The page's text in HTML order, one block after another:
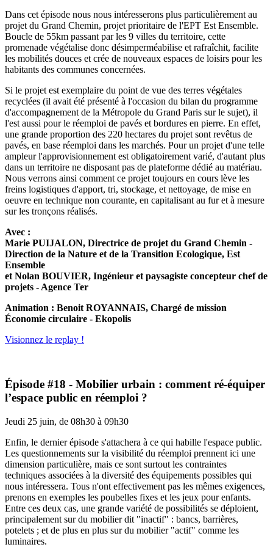
Dans cet épisode nous nous intéresserons plus particulièrement au
projet du Grand Chemin, projet prioritaire de l'EPT Est Ensemble.
Boucle de 55km passant par les 9 villes du territoire, cette
promenade végétalise donc désimperméabilise et rafraîchit, facilite
les mobilités douces et crée de nouveaux espaces de loisirs pour les
habitants des communes concernées.
Si le projet est exemplaire du point de vue des terres végétales
recyclées (il avait été présenté à l'occasion du bilan du programme
d'accompagnement de la Métropole du Grand Paris sur le sujet), il
l'est aussi pour le réemploi de pavés et bordures en pierre. En effet,
une grande proportion des 220 hectares du projet sont revêtus de
pavés, en base réemploi dans les marchés. Pour un projet d'une telle
ampleur l'approvisionnement est obligatoirement varié, d'autant plus
dans un territoire ne disposant pas de plateforme dédié au matériau.
Nous verrons ainsi comment ce projet toujours en cours lève les
freins logistiques d'apport, tri, stockage, et nettoyage, de mise en
oeuvre en technique non courante, en capitalisant au fur et à mesure
sur les tronçons réalisés.
Avec :
Marie PUIJALON, Directrice de projet du Grand Chemin -
Direction de la Nature et de la Transition Ecologique, Est
Ensemble
et Nolan BOUVIER, Ingénieur et paysagiste concepteur chef de
projets - Agence Ter
Animation : Benoit ROYANNAIS, Chargé de mission
Économie circulaire - Ekopolis
Visionnez le replay !
Épisode #18 - Mobilier urbain : comment ré-équiper
l’espace public en réemploi ?
Jeudi 25 juin, de 08h30 à 09h30
Enfin, le dernier épisode s'attachera à ce qui habille l'espace public.
Les questionnements sur la visibilité du réemploi prennent ici une
dimension particulière, mais ce sont surtout les contraintes
techniques associées à la diversité des équipements possibles qui
nous intéressera. Tous n'ont effectivement pas les mêmes exigences,
prenons en exemples les poubelles fixes et les jeux pour enfants.
Entre ces deux cas, une grande variété de possibilités se déploient,
principalement sur du mobilier dit "inactif" : bancs, barrières,
potelets ; et de plus en plus sur du mobilier "actif" comme les
luminaires.